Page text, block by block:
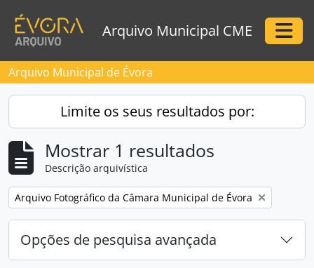
Arquivo Municipal CME
Arquivo Municipal de Évora
Limite os seus resultados por:
Mostrar 1 resultados
Descrição arquivística
Remove filter:
Arquivo Fotográfico da Câmara Municipal de Évora
Opções de pesquisa avançada